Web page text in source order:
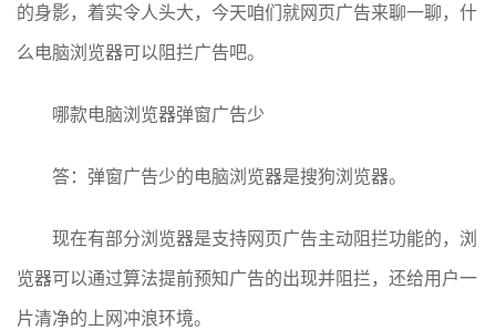
的身影，着实令人头大，今天咱们就网页广告来聊一聊，什
么电脑浏览器可以阻拦广告吧。
哪款电脑浏览器弹窗广告少
答：弹窗广告少的电脑浏览器是搜狗浏览器。
现在有部分浏览器是支持网页广告主动阻拦功能的，浏
览器可以通过算法提前预知广告的出现并阻拦，还给用户一
片清净的上网冲浪环境。